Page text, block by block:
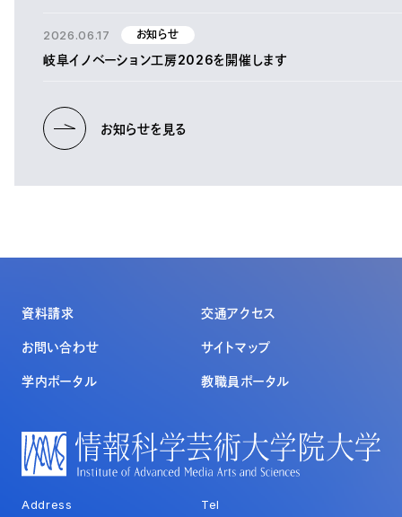
2026.06.17 お知らせ
岐阜イノベーション工房2026を開催します
お知らせを見る
資料請求 交通アクセス
お問い合わせ サイトマップ
学内ポータル 教職員ポータル
Address Tel